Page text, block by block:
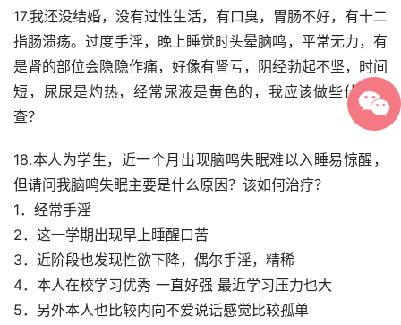
17.我还没结婚，没有过性生活，有口臭，胃肠不好，有十二
指肠溃疡。过度手淫，晚上睡觉时头晕脑鸣，平常无力，有
是肾的部位会隐隐作痛，好像有肾亏，阴经勃起不坚，时间
短，尿尿是灼热，经常尿液是黄色的，我应该做些什么检
查？
18.本人为学生，近一个月出现脑鸣失眠难以入睡易惊醒，
但请问我脑鸣失眠主要是什么原因？该如何治疗？
1．经常手淫
2．这一学期出现早上睡醒口苦
3．近阶段也发现性欲下降，偶尔手淫，精稀
4．本人在校学习优秀 一直好强 最近学习压力也大
5．另外本人也比较内向不爱说话感觉比较孤单